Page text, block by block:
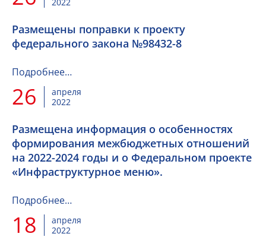
Размещены поправки к проекту
федерального закона №98432-8
Подробнее…
26
апреля
2022
Размещена информация о особенностях
формирования межбюджетных отношений
на 2022-2024 годы и о Федеральном проекте
«Инфраструктурное меню».
Подробнее…
18
апреля
2022